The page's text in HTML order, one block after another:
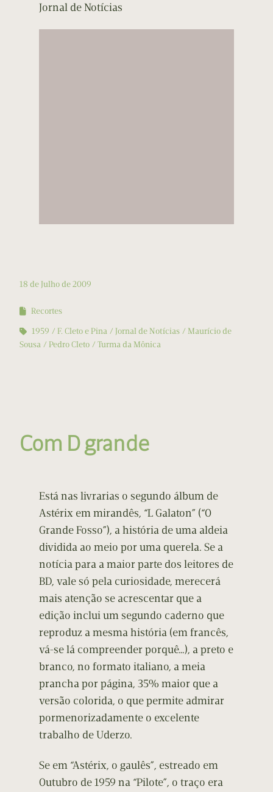
Jornal de Notícias
18 de Julho de 2009
Recortes
1959
F. Cleto e Pina Jornal de Notícias
Maurício de
Sousa
Pedro Cleto Turma da Mônica
Com D grande
Está nas livrarias o segundo álbum de
Astérix em mirandês, “L Galaton” (“O
Grande Fosso”), a história de uma aldeia
dividida ao meio por uma querela. Se a
notícia para a maior parte dos leitores de
BD, vale só pela curiosidade, merecerá
mais atenção se acrescentar que a
edição inclui um segundo caderno que
reproduz a mesma história (em francês,
vá-se lá compreender porquê…), a preto e
branco, no formato italiano, a meia
prancha por página, 35% maior que a
versão colorida, o que permite admirar
pormenorizadamente o excelente
trabalho de Uderzo.
Se em “Astérix, o gaulês”, estreado em
Outubro de 1959 na “Pilote”, o traço era